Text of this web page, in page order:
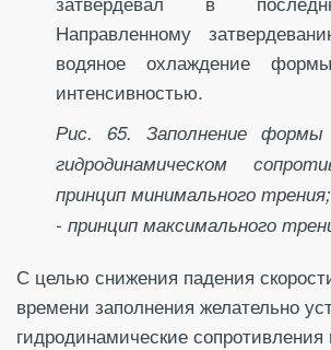
Направленному
водяное охлаждение
интенсивностью.
Рис. 65. Заполнение формы
гидродинамическом
принцип минимального
- принцип максимального
С целью снижения падения
времени заполнения желательно
гидродинамические сопротивления